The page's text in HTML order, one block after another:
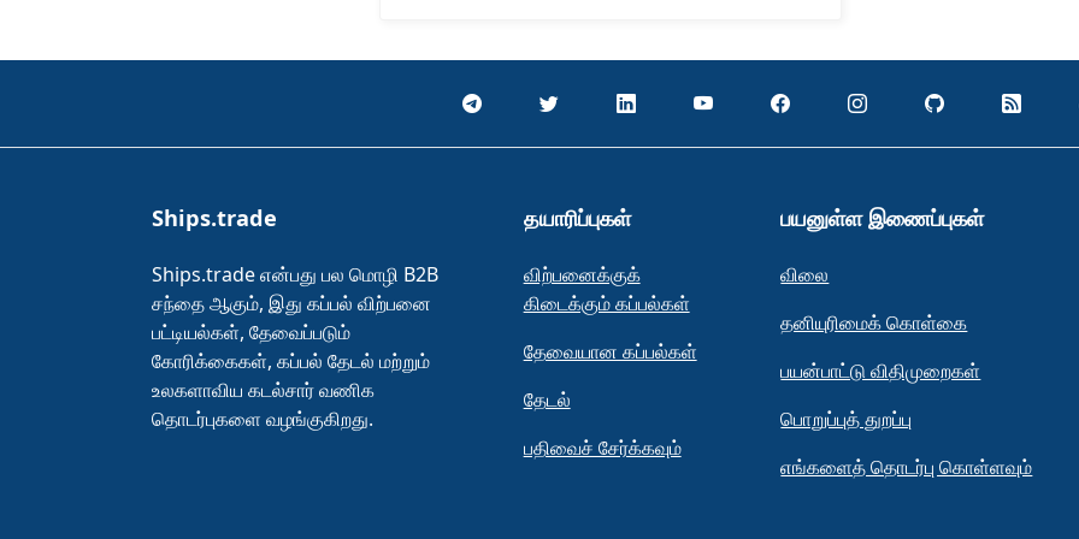
Ships.trade
Ships.trade என்பது பல மொழி B2B
சந்தை ஆகும், இது கப்பல் விற்பனை
பட்டியல்கள், தேவைப்படும்
கோரிக்கைகள், கப்பல் தேடல் மற்றும்
உலகளாவிய கடல்சார் வணிக
தொடர்புகளை வழங்குகிறது.
தயாரிப்புகள்
விற்பனைக்குக்
கிடைக்கும் கப்பல்கள்
தேவையான கப்பல்கள்
தேடல்
பதிவைச் சேர்க்கவும்
பயனுள்ள இணைப்புகள்
விலை
தனியுரிமைக் கொள்கை
பயன்பாட்டு விதிமுறைகள்
பொறுப்புத் துறப்பு
எங்களைத் தொடர்பு கொள்ளவும்